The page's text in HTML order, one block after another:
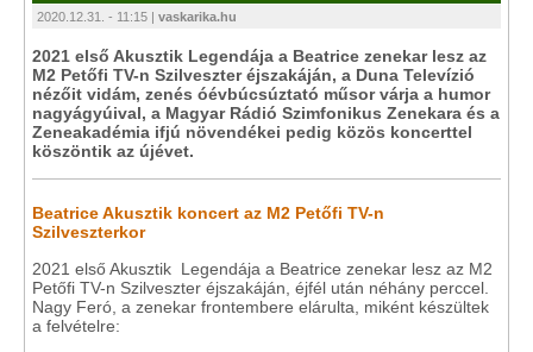
2020.12.31. - 11:15 | vaskarika.hu
2021 első Akusztik Legendája a Beatrice zenekar lesz az
M2 Petőfi TV-n Szilveszter éjszakáján, a Duna Televízió
nézőit vidám, zenés óévbúcsúztató műsor várja a humor
nagyágyúival, a Magyar Rádió Szimfonikus Zenekara és a
Zeneakadémia ifjú növendékei pedig közös koncerttel
köszöntik az újévet.
Beatrice Akusztik koncert az M2 Petőfi TV-n
Szilveszterkor
2021 első Akusztik Legendája a Beatrice zenekar lesz az M2
Petőfi TV-n Szilveszter éjszakáján, éjfél után néhány perccel.
Nagy Feró, a zenekar frontembere elárulta, miként készültek
a felvételre: